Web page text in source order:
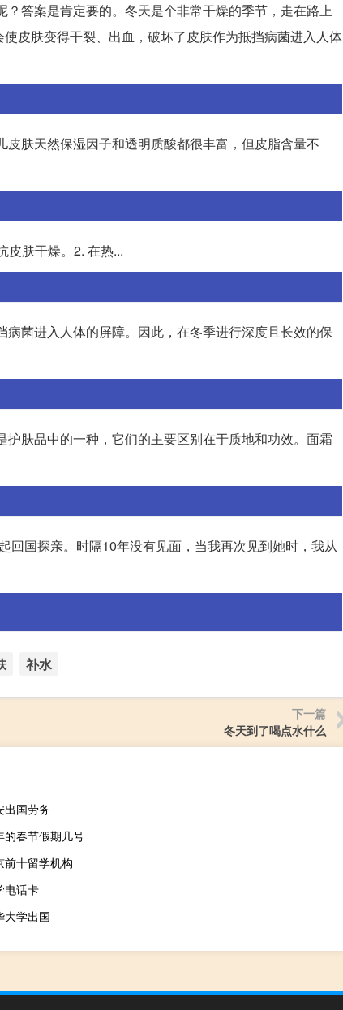
答案是肯定要的。冬天是个非常干燥的季节，走在路上
皮肤变得干裂、出血，破坏了皮肤作为抵挡病菌进入人体
肤天然保湿因子和透明质酸都很丰富，但皮脂含量不
皮肤干燥。2. 在热...
菌进入人体的屏障。因此，在冬季进行深度且长效的保
肤品中的一种，它们的主要区别在于质地和功效。面霜
国探亲。时隔10年没有见面，当我再次见到她时，我从
补水
下一篇
冬天到了喝点水什么
出国劳务
的春节假期几号
前十留学机构
电话卡
大学出国